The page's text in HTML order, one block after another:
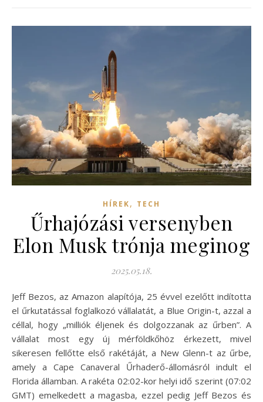
HÍREK, TECH
Űrhajózási versenyben
Elon Musk trónja meginog
2025.05.18.
Jeff Bezos, az Amazon alapítója, 25 évvel ezelőtt indította
el űrkutatással foglalkozó vállalatát, a Blue Origin-t, azzal a
céllal, hogy „milliók éljenek és dolgozzanak az űrben”. A
vállalat most egy új mérföldkőhöz érkezett, mivel
sikeresen fellőtte első rakétáját, a New Glenn-t az űrbe,
amely a Cape Canaveral Űrhaderő-állomásról indult el
Florida államban. A rakéta 02:02-kor helyi idő szerint (07:02
GMT) emelkedett a magasba, ezzel pedig Jeff Bezos és